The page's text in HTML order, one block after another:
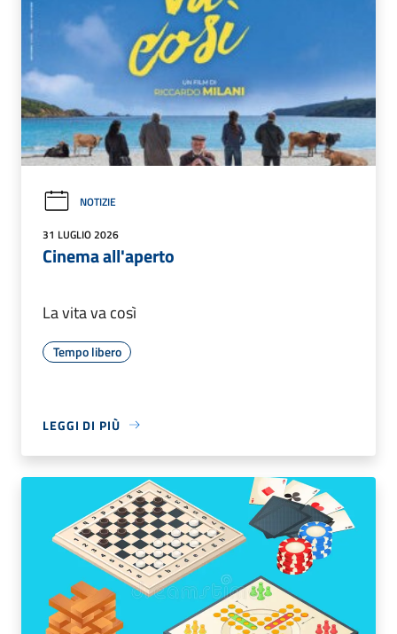
NOTIZIE
31 LUGLIO 2026
Cinema all'aperto
La vita va così
Tempo libero
LEGGI DI PIÙ